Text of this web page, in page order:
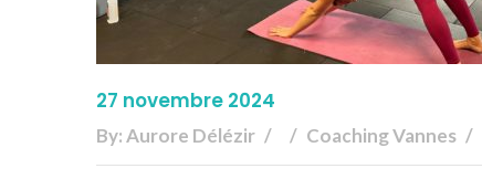
27 novembre 2024
By:Aurore Délézir Coaching Vannes